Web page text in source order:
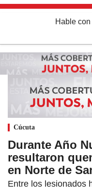
Hable con
Cúcuta
Durante Año
resultaron
en Norte de
Entre los lesionados